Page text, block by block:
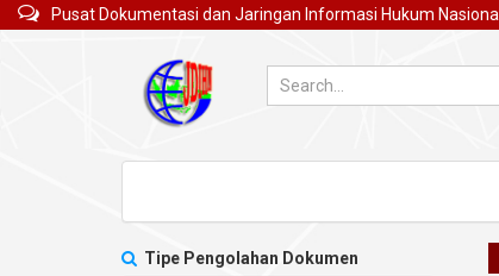
Pusat Dokumentasi dan Jaringan Informasi Hukum Nasional
Tipe Pengolahan Dokumen